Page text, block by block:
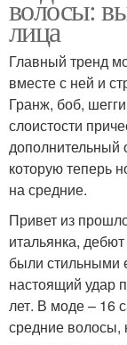
волосы:
лица
Главный тренд
вместе с ней и
Гранж, боб,
слоистости
дополнительный
которую теперь
на средние.
Привет из
итальянка,
были стильными
настоящий удар
лет. В моде – 16
средние волосы,